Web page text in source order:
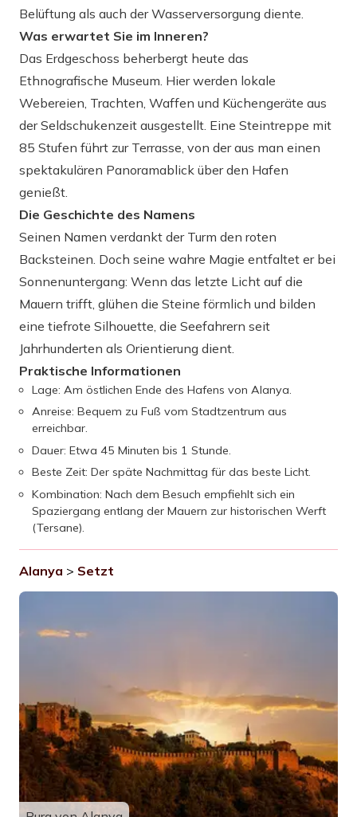
Belüftung als auch der Wasserversorgung diente.
Was erwartet Sie im Inneren?
Das Erdgeschoss beherbergt heute das
Ethnografische Museum. Hier werden lokale
Webereien, Trachten, Waffen und Küchengeräte aus
der Seldschukenzeit ausgestellt. Eine Steintreppe mit
85 Stufen führt zur Terrasse, von der aus man einen
spektakulären Panoramablick über den Hafen
genießt.
Die Geschichte des Namens
Seinen Namen verdankt der Turm den roten
Backsteinen. Doch seine wahre Magie entfaltet er bei
Sonnenuntergang: Wenn das letzte Licht auf die
Mauern trifft, glühen die Steine förmlich und bilden
eine tiefrote Silhouette, die Seefahrern seit
Jahrhunderten als Orientierung dient.
Praktische Informationen
Lage: Am östlichen Ende des Hafens von Alanya.
Anreise: Bequem zu Fuß vom Stadtzentrum aus
erreichbar.
Dauer: Etwa 45 Minuten bis 1 Stunde.
Beste Zeit: Der späte Nachmittag für das beste Licht.
Kombination: Nach dem Besuch empfiehlt sich ein
Spaziergang entlang der Mauern zur historischen Werft
(Tersane).
Alanya > Setzt